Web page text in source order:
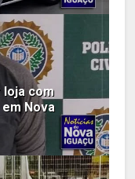
loja com
Nova